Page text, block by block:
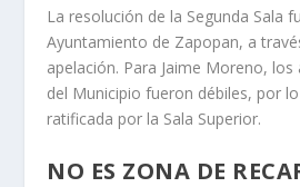
La resolución de la Segunda Sala
Ayuntamiento de Zapopan, a
apelación. Para Jaime Moreno,
del Municipio fueron débiles, por
ratificada por la Sala Superior.
NO ES ZONA DE